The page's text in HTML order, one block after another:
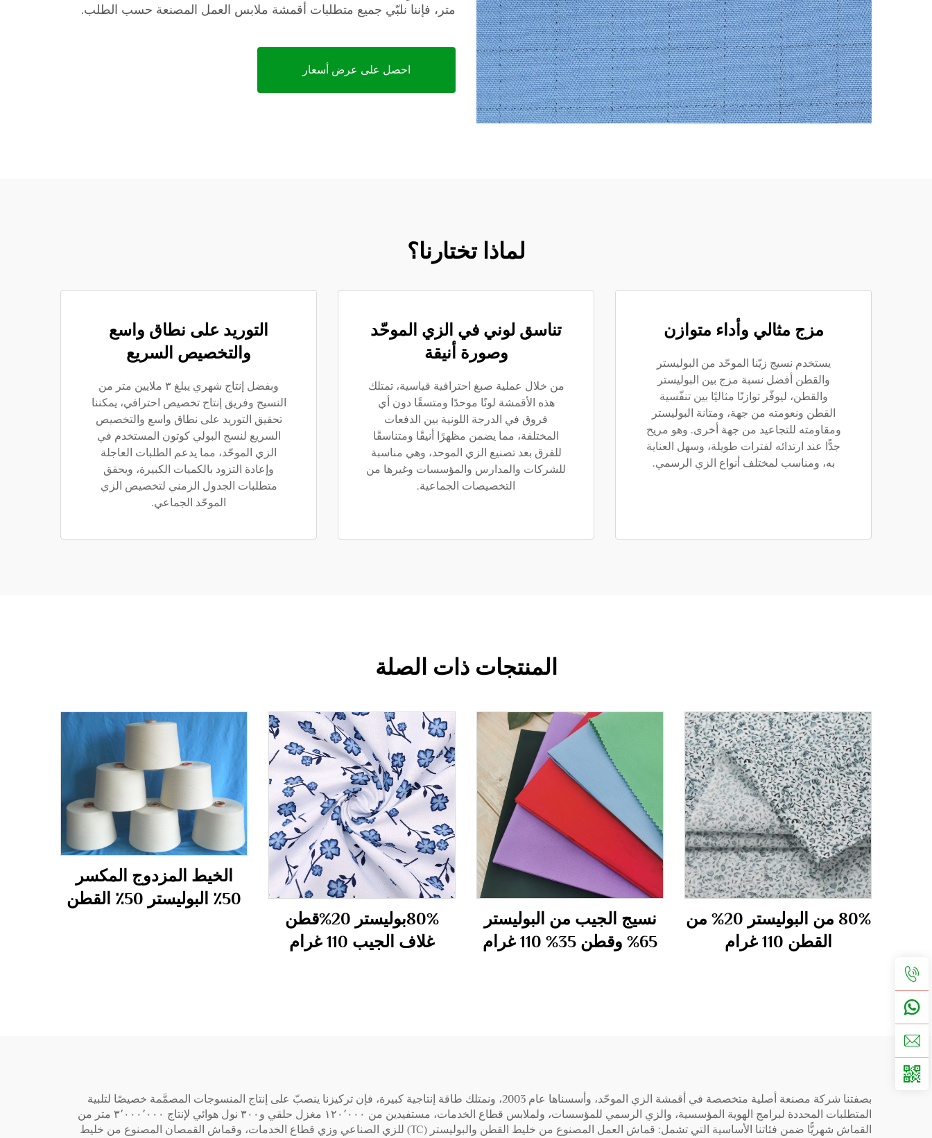
متر، فإننا نلبّي جميع متطلبات أقمشة ملابس العمل المصنعة حسب الطلب.
احصل على عرض أسعار
لماذا تختارنا؟
مزج مثالي وأداء متوازن
يستخدم نسيج زيّنا الموحّد من البوليستر
والقطن أفضل نسبة مزج بين البوليستر
والقطن، ليوفّر توازنًا مثاليًا بين تنفّسية
القطن ونعومته من جهة، ومتانة البوليستر
ومقاومته للتجاعيد من جهة أخرى. وهو مريح
جدًّا عند ارتدائه لفترات طويلة، وسهل العناية
به، ومناسب لمختلف أنواع الزي الرسمي.
تناسق لوني في الزي الموحّد
وصورة أنيقة
من خلال عملية صبغ احترافية قياسية، تمتلك
هذه الأقمشة لونًا موحدًا ومتسقًا دون أي
فروق في الدرجة اللونية بين الدفعات
المختلفة، مما يضمن مظهرًا أنيقًا ومتناسقًا
للفرق بعد تصنيع الزي الموحد، وهي مناسبة
للشركات والمدارس والمؤسسات وغيرها من
التخصيصات الجماعية.
التوريد على نطاق واسع
والتخصيص السريع
وبفضل إنتاج شهري يبلغ ٣ ملايين متر من
النسيج وفريق إنتاج تخصيص احترافي، يمكننا
تحقيق التوريد على نطاق واسع والتخصيص
السريع لنسج البولي كوتون المستخدم في
الزي الموحّد، مما يدعم الطلبات العاجلة
وإعادة التزود بالكميات الكبيرة، ويحقق
متطلبات الجدول الزمني لتخصيص الزي
الموحّد الجماعي.
المنتجات ذات الصلة
80% من البوليستر 20% من
القطن 110 غرام
نسيج الجيب من البوليستر
65% وقطن 35% 110 غرام
80%بوليستر 20%قطن
غلاف الجيب 110 غرام
الخيط المزدوج المكسر
50٪ البوليستر 50٪ القطن
بصفتنا شركة مصنعة أصلية متخصصة في أقمشة الزي الموحّد، وأسسناها عام 2003، ونمتلك طاقة إنتاجية كبيرة، فإن تركيزنا ينصبّ على إنتاج المنسوجات المصمَّمة خصيصًا لتلبية
المتطلبات المحددة لبرامج الهوية المؤسسية، والزي الرسمي للمؤسسات، ولملابس قطاع الخدمات، مستفيدين من ١٢٠٬٠٠٠ مغزل حلقي و٣٠٠ نول هوائي لإنتاج ٣٬٠٠٠٬٠٠٠ متر من
القماش شهريًّا ضمن فئاتنا الأساسية التي تشمل: قماش العمل المصنوع من خليط القطن والبوليستر (TC) للزي الصناعي وزي قطاع الخدمات، وقماش القمصان المصنوع من خليط